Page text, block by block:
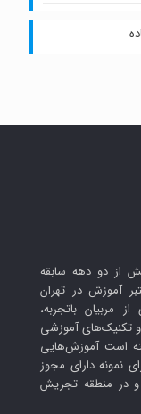
از دو دهه سابقه
آموزش در تهران
مربیان باتجربه،
و تکنیک‌های آموزشی
است آموزش‌هایی
نمونه دارای مجوز
و در منطقه تجریش